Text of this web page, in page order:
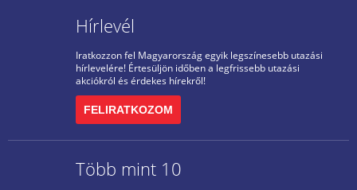
Hírlevél
Iratkozzon fel Magyarország egyik legszínesebb utazási
hírlevelére! Értesüljön időben a legfrissebb utazási
akciókról és érdekes hírekről!
FELIRATKOZOM
Több mint 10